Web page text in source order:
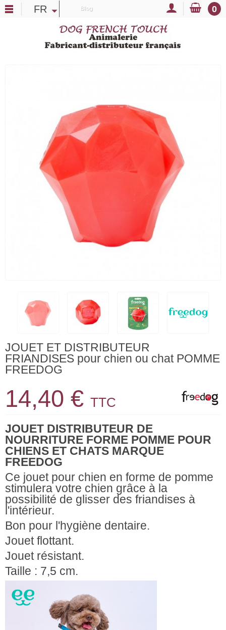
FR Blog 0
JOUET ET DISTRIBUTEUR
FRIANDISES pour chien ou chat POMME
FREEDOG
14,40 € TTC
JOUET DISTRIBUTEUR DE
NOURRITURE FORME POMME POUR
CHIENS ET CHATS MARQUE
FREEDOG
Ce jouet pour chien en forme de pomme
stimulera votre chien grâce à la
possibilité de glisser des friandises à
l'intérieur.
Bon pour l'hygiène dentaire.
Jouet flottant.
Jouet résistant.
Taille : 7,5 cm.